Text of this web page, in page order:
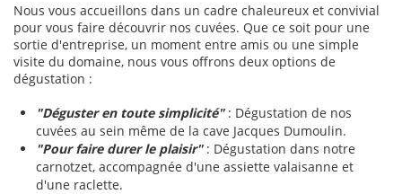
Nous vous accueillons dans un cadre chaleureux et convivial
pour vous faire découvrir nos cuvées. Que ce soit pour une
sortie d'entreprise, un moment entre amis ou une simple
visite du domaine, nous vous offrons deux options de
dégustation :
"Déguster en toute simplicité": Dégustation de nos
cuvées au sein même de la cave Jacques Dumoulin.
"Pour faire durer le plaisir": Dégustation dans notre
carnotzet, accompagnée d'une assiette valaisanne et
d'une raclette.